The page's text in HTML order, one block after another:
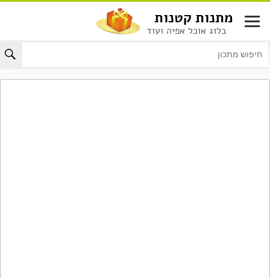
לתוכן
מתנות קטנות
בלוג אוכל אפיה ועוד